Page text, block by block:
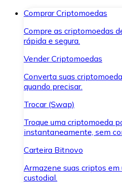
Comprar Criptomoedas
Compre as criptomoedas
rápida e segura.
Vender Criptomoedas
Converta suas
quando precisar.
Trocar (Swap)
Troque uma criptomoeda
instantaneamente, sem
Carteira Bitnovo
Armazene suas criptos
custodial.